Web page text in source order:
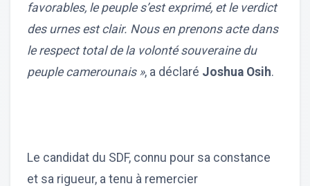
favorables, le peuple s’est exprimé, et le verdict
des urnes est clair. Nous en prenons acte dans
le respect total de la volonté souveraine du
peuple camerounais », a déclaré Joshua Osih.
Le candidat du SDF, connu pour sa constance
et sa rigueur, a tenu à remercier